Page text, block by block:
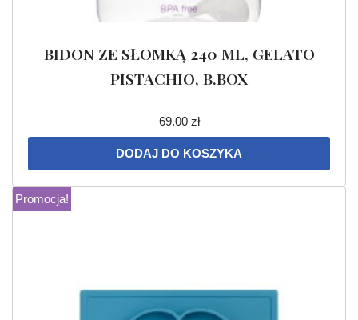
BIDON ZE SŁOMKĄ 240 ML, GELATO
PISTACHIO, B.BOX
69.00 zł
DODAJ DO KOSZYKA
Promocja!